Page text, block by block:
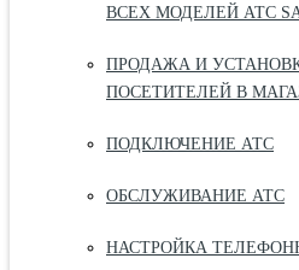
ВСЕХ МОДЕЛЕЙ АТС
ПРОДАЖА И
ПОСЕТИТЕЛЕЙ В
ПОДКЛЮЧЕНИЕ АТС
ОБСЛУЖИВАНИЕ АТС
НАСТРОЙКА